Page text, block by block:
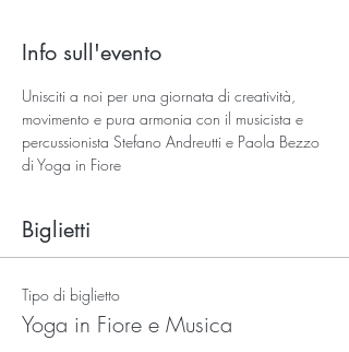
Info sull'evento
Unisciti a noi per una giornata di creatività,
movimento e pura armonia con il musicista e
percussionista Stefano Andreutti e Paola Bezzo
di Yoga in Fiore
Biglietti
Tipo di biglietto
Yoga in Fiore e Musica